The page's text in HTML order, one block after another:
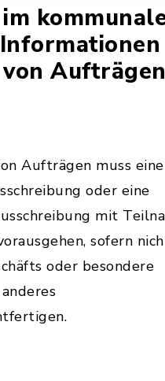
Aufträgen
Aufträgen muss eine
oder eine
mit
sofern
oder besondere